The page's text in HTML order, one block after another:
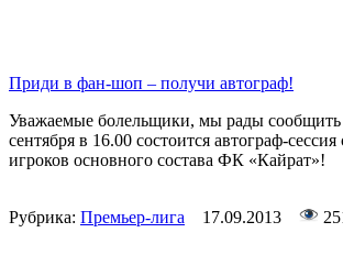
Приди в фан-шоп – получи автограф!
Уважаемые болельщики, мы рады сообщить
сентября в 16.00 состоится автограф-сессия
игроков основного состава ФК «Кайрат»!
Рубрика: Премьер-лига 17.09.2013